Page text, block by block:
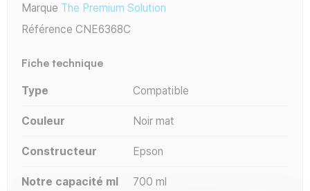
Marque The Premium Solution
Référence CNE6368C
Fiche technique
Type Compatible
Couleur Noir mat
Constructeur Epson
Notre capacité ml 700 ml